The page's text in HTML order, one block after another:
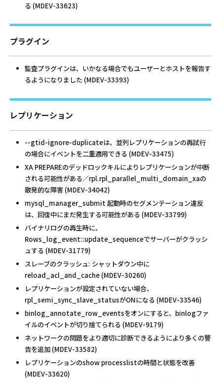
る (MDEV-33623)
プラグイン
監査プラグインは、いかなる場合でもユーザーとホストを報告す
るようになりました (MDEV-33393)
レプリケーション
--gtid-ignore-duplicateは、並列レプリケーションの再試行
の場合にイベントを二重適用できる (MDEV-33475)
XA PREPAREのデッドロックキルによりレプリケーションが中断
される可能性がある／rpl.rpl_parallel_multi_domain_xaの
散発的な障害 (MDEV-34042)
mysql_manager_submit 起動時のセグメンテーション違反
は、回復中にまだ発生する可能性がある (MDEV-33799)
バイナリログの再生時に、
Rows_log_event::update_sequenceでサーバーがクラッシ
ュする (MDEV-31779)
スレーブのクラッシュ: シャットダウン中に
reload_acl_and_cache (MDEV-30260)
レプリケーションが設定されていない場合、
rpl_semi_sync_slave_statusがONになる (MDEV-33546)
binlog_annotate_row_eventsをオンにすると、binlogファ
イルのイベントが切り捨てられる (MDEV-9179)
ネットワークの問題をより適切に診断できるようにより多くの警
告を追加 (MDEV-33582)
レプリケーションのshow processlistの時間と状態を改善
(MDEV-33620)